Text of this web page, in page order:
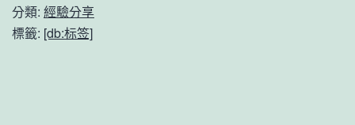
分類: 經驗分享
標籤: [db:标签]